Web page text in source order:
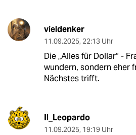
vieldenker
11.09.2025, 22:13 Uhr
Die „Alles für Dollar“ -
wundern, sondern eher
Nächstes trifft.
Il_Leopardo
11.09.2025, 19:19 Uhr